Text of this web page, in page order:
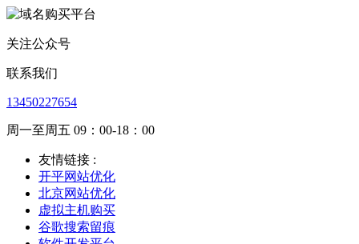
关注公众号
联系我们
13450227654
周一至周五 09：00-18：00
友情链接 :
开平网站优化
北京网站优化
虚拟主机购买
谷歌搜索留痕